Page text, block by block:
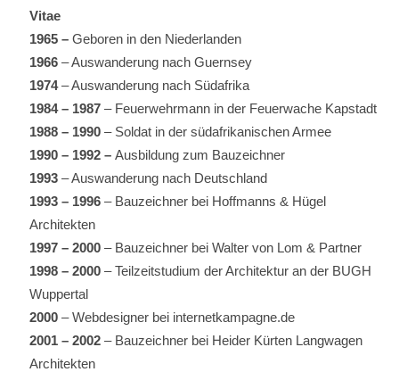
Vitae
1965 – Geboren in den Niederlanden
1966 – Auswanderung nach Guernsey
1974– Auswanderung nach Südafrika
1984 – 1987 – Feuerwehrmann in der Feuerwache Kapstadt
1988 – 1990 – Soldat in der südafrikanischen Armee
1990 – 1992 – Ausbildung zum Bauzeichner
1993 – Auswanderung nach Deutschland
1993 – 1996 – Bauzeichner bei Hoffmanns & Hügel
Architekten
1997 – 2000 – Bauzeichner bei Walter von Lom & Partner
1998 – 2000 – Teilzeitstudium der Architektur an der BUGH
Wuppertal
2000 – Webdesigner bei internetkampagne.de
2001 – 2002 – Bauzeichner bei Heider Kürten Langwagen
Architekten